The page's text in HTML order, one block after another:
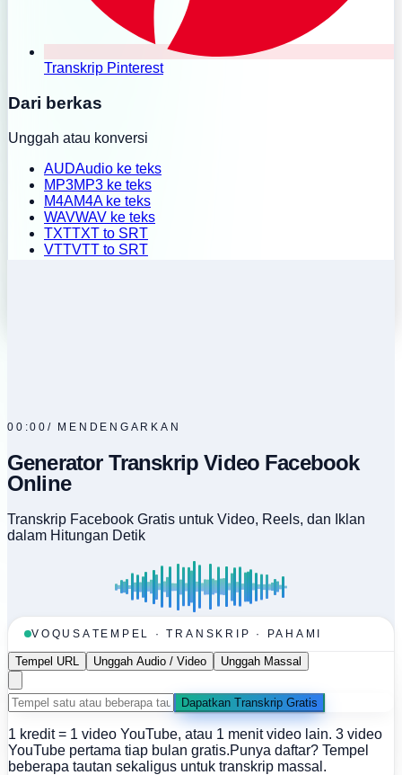
Transkrip Pinterest
Dari berkas
Unggah atau konversi
AUDAudio ke teks
MP3MP3 ke teks
M4AM4A ke teks
WAVWAV ke teks
TXTTXT to SRT
VTTVTT to SRT
00:00 / MENDENGARKAN
Generator Transkrip Video Facebook
Online
Transkrip Facebook Gratis untuk Video, Reels, dan Iklan
dalam Hitungan Detik
VOQUSA TEMPEL · TRANSKRIP · PAHAMI
Tempel URL Unggah Audio / Video Unggah Massal
Dapatkan Transkrip Gratis
1 kredit = 1 video YouTube, atau 1 menit video lain. 3 video
YouTube pertama tiap bulan gratis.Punya daftar? Tempel
beberapa tautan sekaligus untuk transkrip massal.